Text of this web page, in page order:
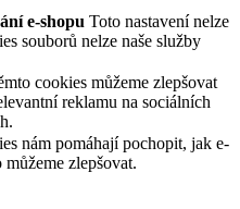
e-shopu Toto nastavení nelze
souborů nelze naše služby
cookies můžeme zlepšovat
reklamu na sociálních
nám pomáhají pochopit, jak e-
zlepšovat.